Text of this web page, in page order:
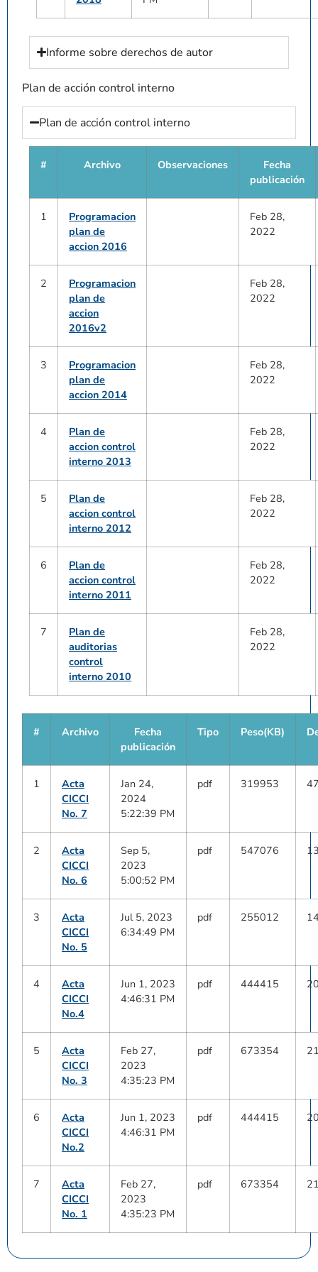
Informe sobre derechos de autor
Plan de acción control interno
Plan de acción control interno
# Archivo Observaciones
Fecha
publicación
1
Programacion
plan de
accion 2016
Feb 28,
2022
2
Programacion
plan de
accion
2016v2
Feb 28,
2022
3
Programacion
plan de
accion 2014
Feb 28,
2022
4
Plan de
accion control
interno 2013
Feb 28,
2022
5
Plan de
accion control
interno 2012
Feb 28,
2022
6
Plan de
accion control
interno 2011
Feb 28,
2022
7
Plan de
auditorias
control
interno 2010
Feb 28,
2022
# Archivo
Fecha
publicación
Tipo Peso(KB)
1
Acta
CICCI
No. 7
Jan 24,
2024
5:22:39 PM
pdf 319953
2
Acta
CICCI
No. 6
Sep 5,
2023
5:00:52 PM
pdf 547076
3
Acta
CICCI
No. 5
Jul 5, 2023
6:34:49 PM
pdf 255012
4
Acta
CICCI
No.4
Jun 1, 2023
4:46:31 PM
pdf 444415
5
Acta
CICCI
No. 3
Feb 27,
2023
4:35:23 PM
pdf 673354
6
Acta
CICCI
No.2
Jun 1, 2023
4:46:31 PM
pdf 444415
7
Acta
CICCI
No. 1
Feb 27,
2023
4:35:23 PM
pdf 673354